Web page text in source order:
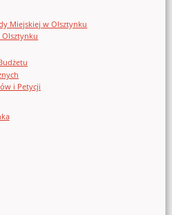
Miejskiej w Olsztynku
Olsztynku
i Petycji